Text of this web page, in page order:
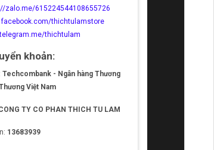
zalo.me/615224544108655726
facebook.com/thichtulamstore
thichtulam
khoản:
Techcombank - Ngân hàng Thương
Việt Nam
TY CO PHAN THICH TU LAM
13683939